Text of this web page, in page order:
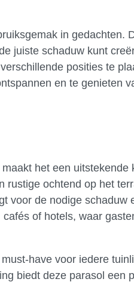
in gedachten.
juiste schaduw kunt
posities te
en te genieten
het een uitstekende
rustige ochtend op het
voor de nodige schaduw
of hotels, waar
have voor iedere
biedt deze parasol een